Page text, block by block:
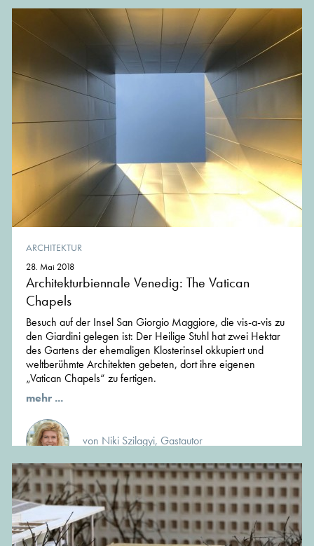
ARCHITEKTUR
28. Mai 2018
Architekturbiennale Venedig: The Vatican
Chapels
Besuch auf der Insel San Giorgio Maggiore, die vis-a-vis zu
den Giardini gelegen ist: Der Heilige Stuhl hat zwei Hektar
des Gartens der ehemaligen Klosterinsel okkupiert und
weltberühmte Architekten gebeten, dort ihre eigenen
„Vatican Chapels“ zu fertigen.
mehr ...
von Niki Szilagyi, Gastautor